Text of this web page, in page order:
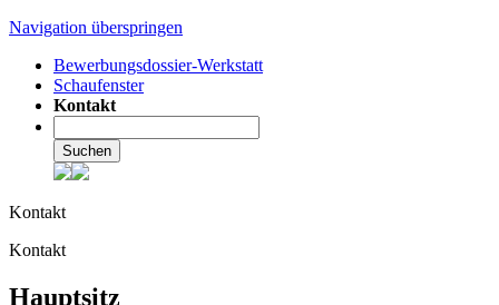
Navigation überspringen
Bewerbungsdossier-Werkstatt
Schaufenster
Kontakt
Suchen
Kontakt
Kontakt
Hauptsitz